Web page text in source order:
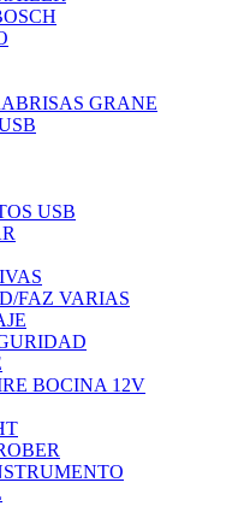
GRANE
USB
FAZ VARIAS
BOCINA 12V